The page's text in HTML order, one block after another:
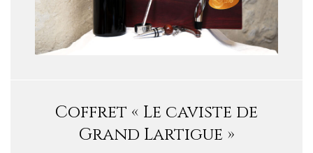
Coffret « Le caviste de
Grand Lartigue »